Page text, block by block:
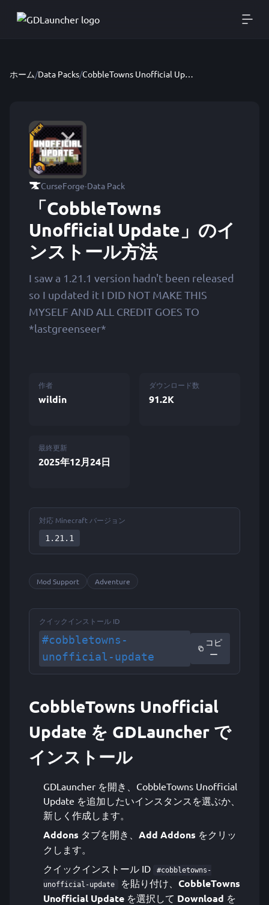
ホーム/Data Packs/ CobbleTowns Unofficial Update
CurseForge·Data Pack
「CobbleTowns
Unofficial Update」のイ
ンストール方法
I saw a 1.21.1 version hadn't been released
so I updated it I DID NOT MAKE THIS
MYSELF AND ALL CREDIT GOES TO
*lastgreenseer*
作者
wildin
ダウンロード数
91.2K
最終更新
2025年12月24日
対応 Minecraft バージョン
1.21.1
Mod Support Adventure
クイックインストール ID
#cobbletowns-
unofficial-update
コピ
ー
CobbleTowns Unofficial
Update を GDLauncher で
インストール
GDLauncher を開き、CobbleTowns Unofficial
Update を追加したいインスタンスを選ぶか、
新しく作成します。
Addons タブを開き、 Add Addons をクリッ
クします。
クイックインストール ID
#cobbletowns-
unofficial-update
を貼り付け、 CobbleTowns
Unofficial Update を選択して Download を